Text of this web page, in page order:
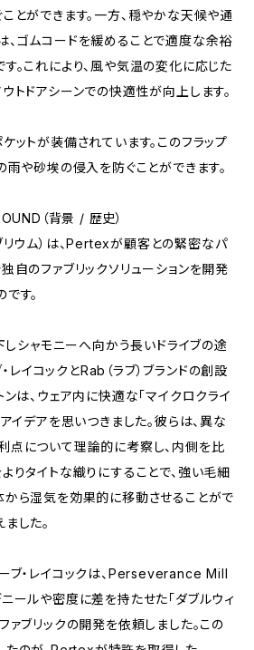
とができます。一方、穏やかな天候や通
、ゴムコードを緩めることで適度な余裕
。これにより、風や気温の変化に応じた
トドアシーンでの快適性が向上します。
ットが装備されています。このフラップ
雨や砂埃の侵入を防ぐことができます。
（背景 / 歴史）
ウム）は、Pertexが顧客との緊密なパ
自のファブリックソリューションを開発
す。
シャモニーへ向かう長いドライブの途
レイコックとRab（ラブ）ブランドの創設
ンは、ウェア内に快適な「マイクロクライ
アイデアを思いつきました。彼らは、異な
点について理論的に考察し、内側を比
りタイトな織りにすることで、強い毛細
から湿気を効果的に移動させることがで
した。
ブ・レイコックは、Perseverance Mill
ールや密度に差を持たせた「ダブルウィ
ァブリックの開発を依頼しました。この